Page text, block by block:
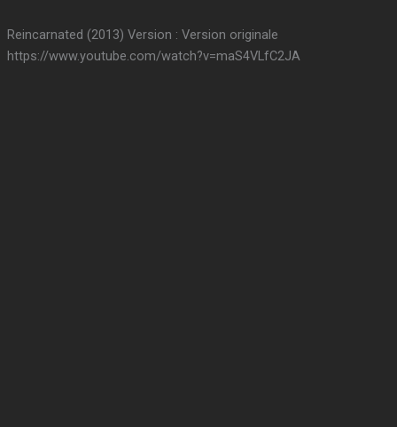
Reincarnated (2013) Version : Version originale
https://www.youtube.com/watch?v=maS4VLfC2JA